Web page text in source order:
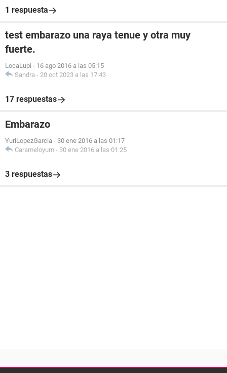
1 respuesta
test embarazo una raya tenue y otra muy
fuerte.
LocaLupi - 16 ago 2016 a las 05:15
Sandra - 20 oct 2023 a las 17:43
17 respuestas
Embarazo
YuriLopezGarcia - 30 ene 2016 a las 01:17
Carameloyum - 30 ene 2016 a las 01:25
3 respuestas